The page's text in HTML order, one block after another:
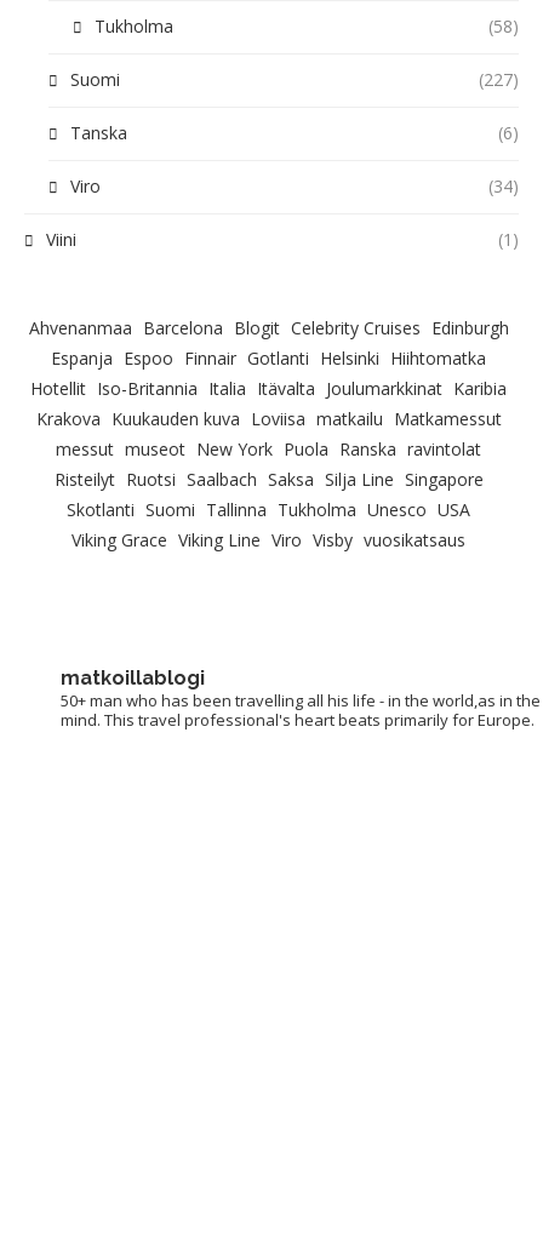
Tukholma (58)
Suomi (227)
Tanska (6)
Viro (34)
Viini (1)
Ahvenanmaa Barcelona Blogit Celebrity Cruises Edinburgh
Espanja Espoo Finnair Gotlanti Helsinki Hiihtomatka
Hotellit Iso-Britannia Italia Itävalta Joulumarkkinat Karibia
Krakova Kuukauden kuva Loviisa matkailu Matkamessut
messut museot New York Puola Ranska ravintolat
Risteilyt Ruotsi Saalbach Saksa Silja Line Singapore
Skotlanti Suomi Tallinna Tukholma Unesco USA
Viking Grace Viking Line Viro Visby vuosikatsaus
matkoillablogi
50+ man who has been travelling all his life - in the world,as in the
mind. This travel professional's heart beats primarily for Europe.